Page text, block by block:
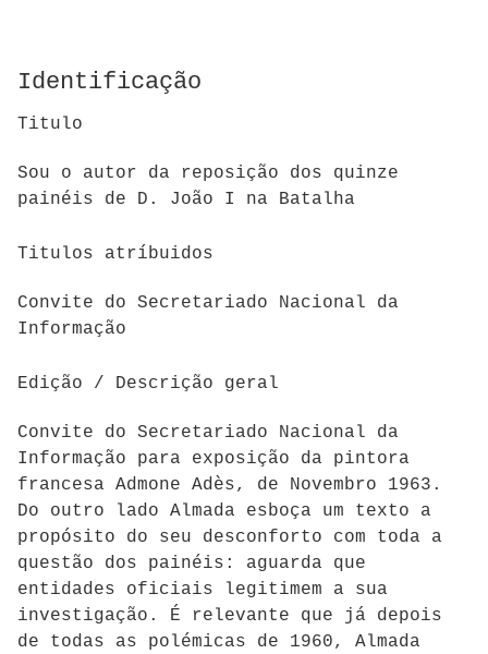
Identificação
Titulo
Sou o autor da reposição dos quinze
painéis de D. João I na Batalha
Titulos atríbuidos
Convite do Secretariado Nacional da
Informação
Edição / Descrição geral
Convite do Secretariado Nacional da
Informação para exposição da pintora
francesa Admone Adès, de Novembro 1963.
Do outro lado Almada esboça um texto a
propósito do seu desconforto com toda a
questão dos painéis: aguarda que
entidades oficiais legitimem a sua
investigação. É relevante que já depois
de todas as polémicas de 1960, Almada